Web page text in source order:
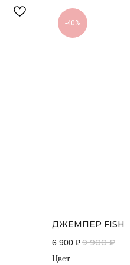
-40%
ДЖЕМПЕР FISH
6 900 ₽9 900 ₽
Цвет